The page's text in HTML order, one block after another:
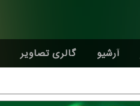
آرشیو گالری تصاویر